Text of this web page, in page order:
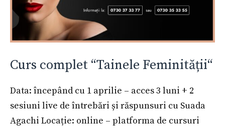
Curs complet “Tainele Feminității“
Data: începând cu 1 aprilie – acces 3 luni + 2
sesiuni live de întrebări și răspunsuri cu Suada
Agachi Locație: online – platforma de cursuri